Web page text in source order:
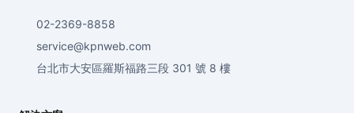
02-2369-8858
service@kpnweb.com
台北市大安區羅斯福路三段 301 號 8 樓